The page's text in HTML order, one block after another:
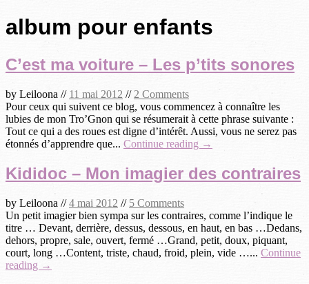
album pour enfants
C’est ma voiture – Les p’tits sonores
by Leiloona // 11 mai 2012 // 2 Comments
Pour ceux qui suivent ce blog, vous commencez à connaître les
lubies de mon Tro’Gnon qui se résumerait à cette phrase suivante :
Tout ce qui a des roues est digne d’intérêt. Aussi, vous ne serez pas
étonnés d’apprendre que... Continue reading →
Kididoc – Mon imagier des contraires
by Leiloona //4 mai 2012 // 5 Comments
Un petit imagier bien sympa sur les contraires, comme l’indique le
titre … Devant, derrière, dessus, dessous, en haut, en bas …Dedans,
dehors, propre, sale, ouvert, fermé …Grand, petit, doux, piquant,
court, long …Content, triste, chaud, froid, plein, vide …... Continue
reading →